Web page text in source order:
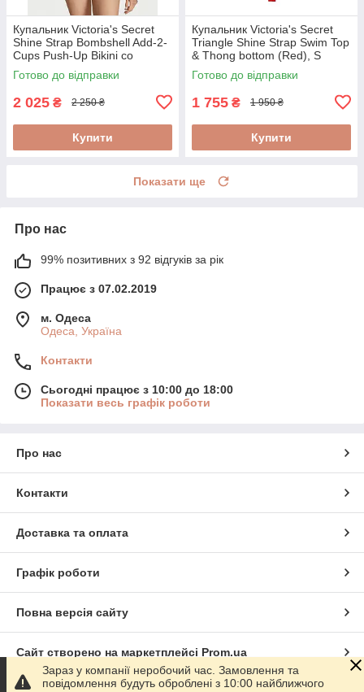
Купальник Victoria's Secret
Shine Strap Bombshell Add-2-
Cups Push-Up Bikini со
стразами (Berry), 34B/S
Готово до відправки
2 025 ₴ 2 250 ₴
Купити
Купальник Victoria's Secret
Triangle Shine Strap Swim Top
& Thong bottom (Red), S
Готово до відправки
1 755 ₴ 1 950 ₴
Купити
Показати ще
Про нас
99% позитивних з 92 відгуків за рік
Працює з 07.02.2019
м. Одеса
Одеса, Україна
Контакти
Сьогодні працює з 10:00 до 18:00
Показати весь графік роботи
Про нас
Контакти
Доставка та оплата
Графік роботи
Повна версія сайту
Сайт створено на маркетплейсі Prom.ua
Зараз у компанії неробочий час. Замовлення та
повідомлення будуть оброблені з 10:00 найближчого